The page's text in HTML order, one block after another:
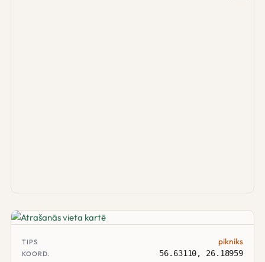
TIPS pikniks
KOORD. 56.63110, 26.18959